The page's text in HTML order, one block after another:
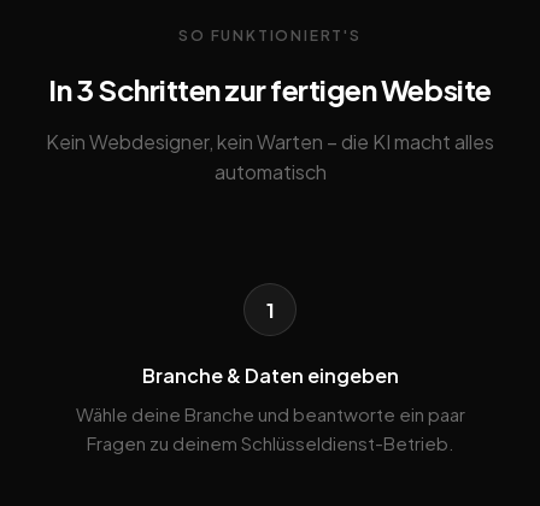
SO FUNKTIONIERT'S
In 3 Schritten zur fertigen Website
Kein Webdesigner, kein Warten – die KI macht alles
automatisch
1
Branche & Daten eingeben
Wähle deine Branche und beantworte ein paar
Fragen zu deinem Schlüsseldienst-Betrieb.